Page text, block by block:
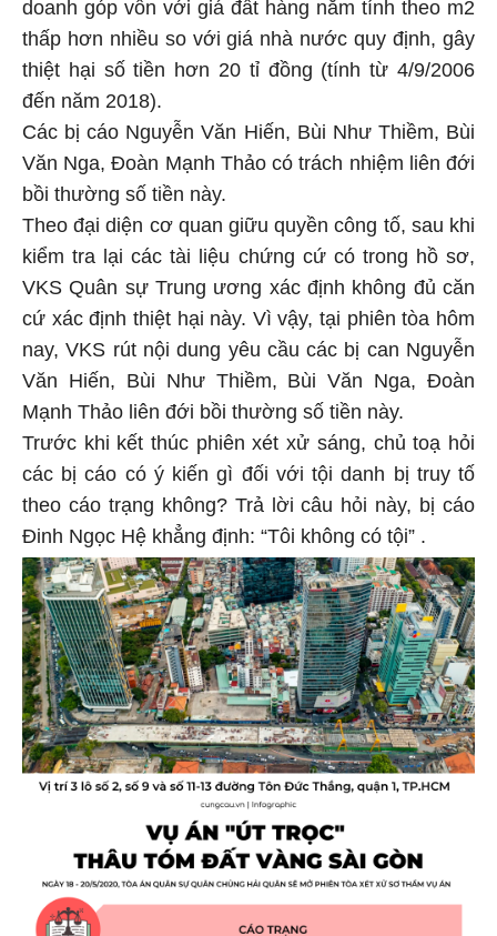
doanh góp vốn với giá đất hàng năm tính theo m2
thấp hơn nhiều so với giá nhà nước quy định, gây
thiệt hại số tiền hơn 20 tỉ đồng (tính từ 4/9/2006
đến năm 2018).
Các bị cáo Nguyễn Văn Hiến, Bùi Như Thiềm, Bùi
Văn Nga, Đoàn Mạnh Thảo có trách nhiệm liên đới
bồi thường số tiền này.
Theo đại diện cơ quan giữu quyền công tố, sau khi
kiểm tra lại các tài liệu chứng cứ có trong hồ sơ,
VKS Quân sự Trung ương xác định không đủ căn
cứ xác định thiệt hại này. Vì vậy, tại phiên tòa hôm
nay, VKS rút nội dung yêu cầu các bị can Nguyễn
Văn Hiến, Bùi Như Thiềm, Bùi Văn Nga, Đoàn
Mạnh Thảo liên đới bồi thường số tiền này.
Trước khi kết thúc phiên xét xử sáng, chủ toạ hỏi
các bị cáo có ý kiến gì đối với tội danh bị truy tố
theo cáo trạng không? Trả lời câu hỏi này, bị cáo
Đinh Ngọc Hệ khẳng định: “Tôi không có tội” .